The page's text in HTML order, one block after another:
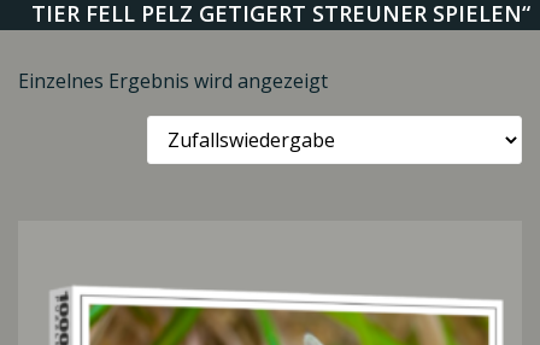
TIER FELL PELZ GETIGERT STREUNER SPIELEN“
Einzelnes Ergebnis wird angezeigt